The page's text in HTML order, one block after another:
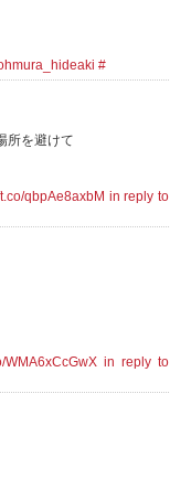
#
所を避けて
qbpAe8axbM in reply to
WMA6xCcGwX in reply to